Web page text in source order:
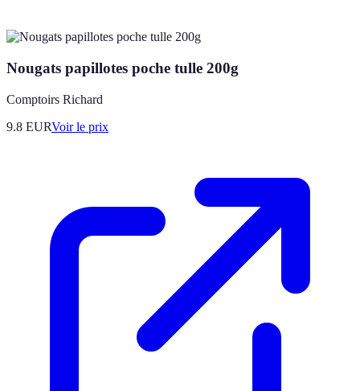
Nougats papillotes poche tulle 200g
Comptoirs Richard
9.8 EURVoir le prix